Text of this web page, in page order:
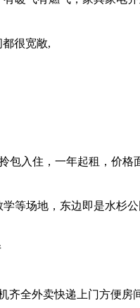
很宽敞,
入住，一年起租，价格
等场地，东边即是水杉公
全外卖快递上门方便房